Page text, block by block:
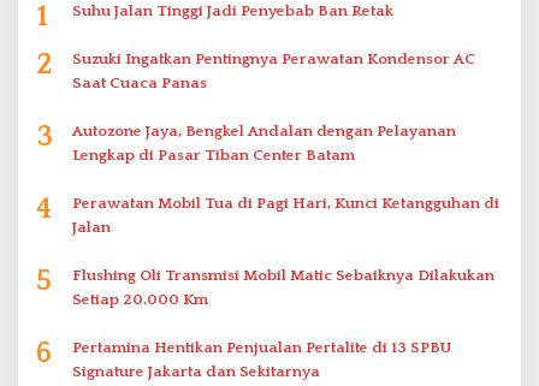
1 Suhu Jalan Tinggi Jadi Penyebab Ban Retak
2
Suzuki Ingatkan Pentingnya Perawatan Kondensor AC
Saat Cuaca Panas
3
Autozone Jaya, Bengkel Andalan dengan Pelayanan
Lengkap di Pasar Tiban Center Batam
4
Perawatan Mobil Tua di Pagi Hari, Kunci Ketangguhan di
Jalan
5
Flushing Oli Transmisi Mobil Matic Sebaiknya Dilakukan
Setiap 20.000 Km
6
Pertamina Hentikan Penjualan Pertalite di 13 SPBU
Signature Jakarta dan Sekitarnya